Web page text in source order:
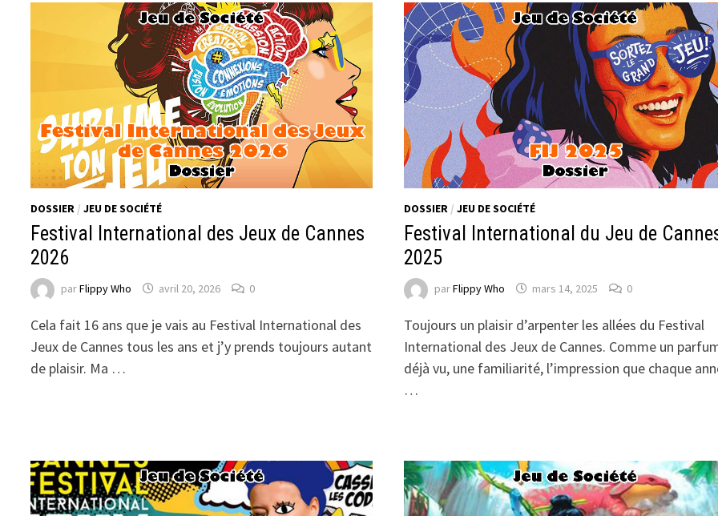
DOSSIER /JEU DE SOCIÉTÉ
Festival International des Jeux de Cannes
2026
parFlippy Who avril 20, 2026 0
Cela fait 16 ans que je vais au Festival International des
Jeux de Cannes tous les ans et j’y prends toujours autant
de plaisir. Ma …
DOSSIER/ JEU DE SOCIÉTÉ
Festival International du Jeu de
2025
parFlippy Who mars 14, 2025 0
Toujours un plaisir d’arpenter les allées du Festival
International des Jeux de Cannes. Comme un
déjà vu, une familiarité, l’impression que chaque
…